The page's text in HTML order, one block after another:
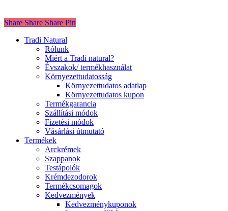
Share Share Share Pin
Close
Tradi Natural
Rólunk
Miért a Tradi natural?
Évszakok/ termékhasználat
Környezettudatosság
Környezettudatos adatlap
Környezettudatos kupon
Termékgarancia
Szállítási módok
Fizetési módok
Vásárlási útmutató
Termékek
Arckrémek
Szappanok
Testápolók
Krémdezodorok
Termékcsomagok
Kedvezmények
Kedvezménykuponok